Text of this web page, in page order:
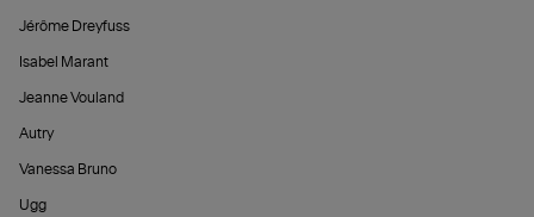
Jérôme Dreyfuss
Isabel Marant
Jeanne Vouland
Autry
Vanessa Bruno
Ugg